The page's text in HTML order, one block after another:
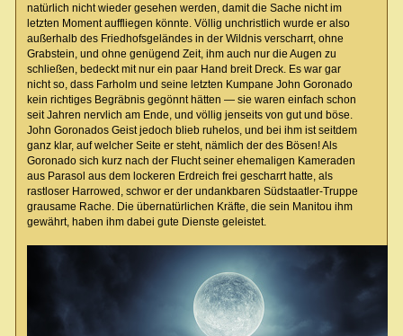
natürlich nicht wieder gesehen werden, damit die Sache nicht im
letzten Moment auffliegen könnte. Völlig unchristlich wurde er also
außerhalb des Friedhofsgeländes in der Wildnis verscharrt, ohne
Grabstein, und ohne genügend Zeit, ihm auch nur die Augen zu
schließen, bedeckt mit nur ein paar Hand breit Dreck. Es war gar
nicht so, dass Farholm und seine letzten Kumpane John Goronado
kein richtiges Begräbnis gegönnt hätten — sie waren einfach schon
seit Jahren nervlich am Ende, und völlig jenseits von gut und böse.
John Goronados Geist jedoch blieb ruhelos, und bei ihm ist seitdem
ganz klar, auf welcher Seite er steht, nämlich der des Bösen! Als
Goronado sich kurz nach der Flucht seiner ehemaligen Kameraden
aus Parasol aus dem lockeren Erdreich frei gescharrt hatte, als
rastloser Harrowed, schwor er der undankbaren Südstaatler-Truppe
grausame Rache. Die übernatürlichen Kräfte, die sein Manitou ihm
gewährt, haben ihm dabei gute Dienste geleistet.